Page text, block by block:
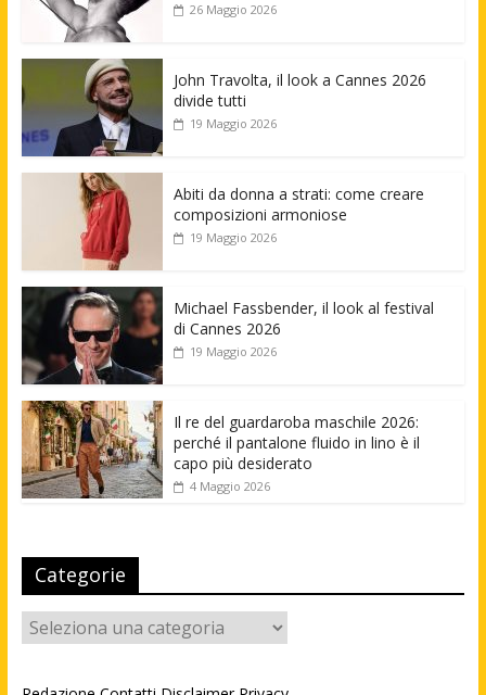
26 Maggio 2026
John Travolta, il look a Cannes 2026
divide tutti
19 Maggio 2026
Abiti da donna a strati: come creare
composizioni armoniose
19 Maggio 2026
Michael Fassbender, il look al festival
di Cannes 2026
19 Maggio 2026
Il re del guardaroba maschile 2026:
perché il pantalone fluido in lino è il
capo più desiderato
4 Maggio 2026
Categorie
Categorie